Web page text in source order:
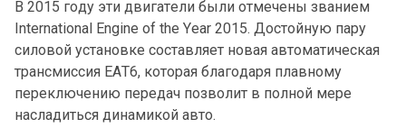
В 2015 году эти двигатели были отмечены званием
International Engine of the Year 2015. Достойную пару
силовой установке составляет новая автоматическая
трансмиссия EAT6, которая благодаря плавному
переключению передач позволит в полной мере
насладиться динамикой авто.